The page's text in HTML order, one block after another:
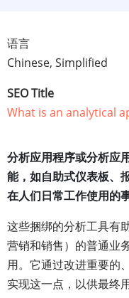
语言
Chinese, Simplified
SEO Title
What is an analytical
分析应用程序或分析应
能，如自助式仪表板、
在人们日常工作使用的
这些捆绑的分析工具有
营销和销售）的普通业
用。它通过改进重要的
实现这一点，以供最终